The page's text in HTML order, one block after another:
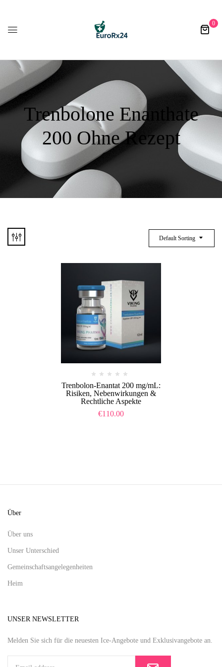
0
Trenbolone Enanthate
200 Ohne Rezept
Default Sorting
Trenbolon-Enantat 200 mg/mL:
Risiken, Nebenwirkungen &
Rechtliche Aspekte
€110.00
Über
Über uns
Unser Unterschied
Gemeinschaftsangelegenheiten
Heim
UNSER NEWSLETTER
Melden Sie sich für die neuesten Ice-Angebote und Exklusivangebote an.